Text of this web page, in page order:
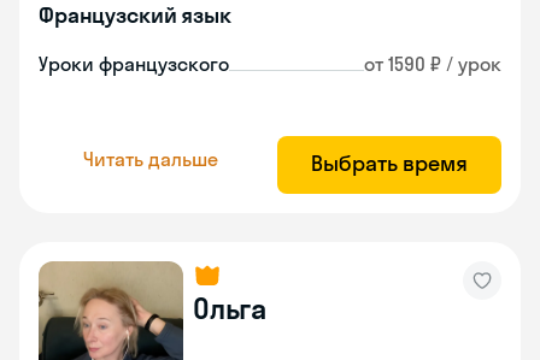
Французский язык
Уроки французского от 1590 ₽ / урок
Читать дальше Выбрать время
Ольга